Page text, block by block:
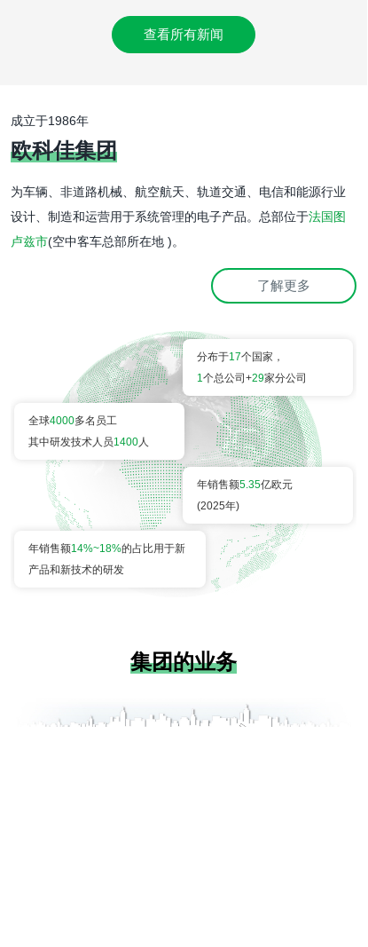
查看所有新闻
成立于1986年
欧科佳集团
为车辆、非道路机械、航空航天、轨道交通、电信和能源行业
设计、制造和运营用于系统管理的电子产品。总部位于法国图
卢兹市(空中客车总部所在地 )。
了解更多
分布于17
1个总公司+29家分公司
全球4000多名员工
其中研发技术人员1400人
年销售额5.35亿欧元
(2025年)
年销售额14%~18%的占比用于新
产品和新技术的研发
集团的业务